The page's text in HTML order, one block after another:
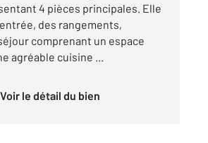
4 pièces principales. Elle
des rangements,
comprenant un espace
agréable cuisine ...
Voir le détail du bien